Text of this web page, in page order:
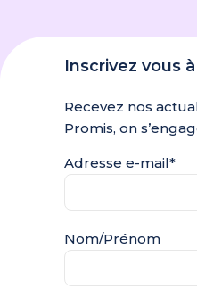
Inscrivez vous
Recevez nos
Promis, on
Adresse e-mail*
Nom/Prénom